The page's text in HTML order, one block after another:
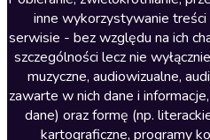
Literatura faktu
Literatura obyczajowa
Literatura piękna obca
Literatura piękna polska
inne wykorzystywanie
serwisie - bez względu na ich
szczególności lecz nie
muzyczne, audiowizualne,
zawarte w nich dane i
dane) oraz formę (np.
kartograficzne, programy